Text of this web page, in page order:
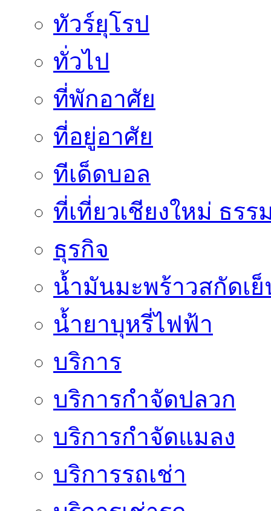
ทัวร์ยุโรป
ทั่วไป
ที่พักอาศัย
ที่อยู่อาศัย
ทีเด็ดบอล
ที่เที่ยวเชียงใหม่ ธรร
ธุรกิจ
น้ำมันมะพร้าวสกัดเ
น้ำยาบุหรี่ไฟฟ้า
บริการ
บริการกำจัดปลวก
บริการกำจัดแมลง
บริการรถเช่า